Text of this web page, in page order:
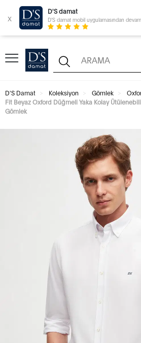
x
D'S damat
D'S damat mobil uygulamasından
D'S Damat Koleksiyon Gömlek
Fit Beyaz Oxford Düğmeli Yaka Kolay
Gömlek